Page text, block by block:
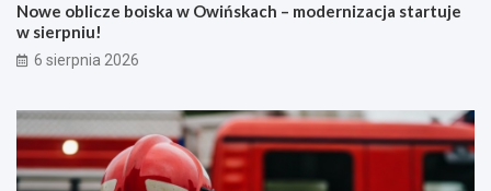
Nowe oblicze boiska w Owińskach – modernizacja startuje
w sierpniu!
6 sierpnia 2026